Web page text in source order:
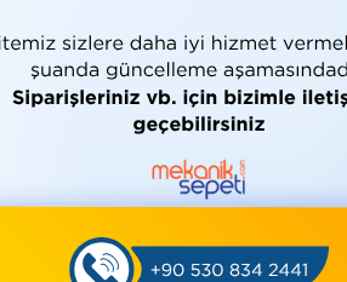
Ürün Bilgisi Yorumlar (0)